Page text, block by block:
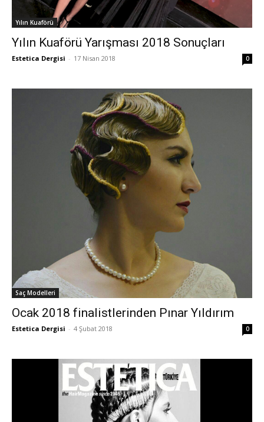
Yılın Kuaförü
Yılın Kuaförü Yarışması 2018 Sonuçları
Estetica Dergisi - 17 Nisan 2018 0
Saç Modelleri
Ocak 2018 finalistlerinden Pınar Yıldırım
Estetica Dergisi - 4 Şubat 2018 0